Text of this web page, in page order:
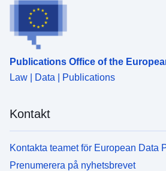
Publications Office of the
Law | Data | Publications
Kontakt
Kontakta teamet för European Data
Prenumerera på nyhetsbrevet